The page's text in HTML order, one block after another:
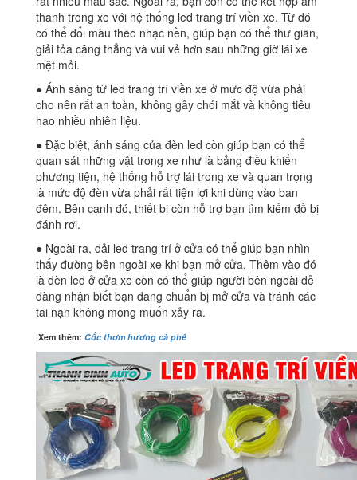
thanh trong xe với hệ thống led trang trí viền xe. Từ đó
có thể đổi màu theo nhạc nền, giúp bạn có thể thư giãn,
giải tỏa căng thẳng và vui vẻ hơn sau những giờ lái xe
mệt mỏi.
● Ánh sáng từ led trang trí viền xe ở mức độ vừa phải
cho nên rất an toàn, không gây chói mắt và không tiêu
hao nhiều nhiên liệu.
● Đặc biệt, ánh sáng của đèn led còn giúp bạn có thể
quan sát những vật trong xe như là bảng điều khiển
phương tiện, hệ thống hỗ trợ lái trong xe và quan trọng
là mức độ đèn vừa phải rất tiện lợi khi dùng vào ban
đêm. Bên cạnh đó, thiết bị còn hỗ trợ bạn tìm kiếm đồ bị
đánh rơi.
● Ngoài ra, dải led trang trí ở cửa có thể giúp bạn nhìn
thấy đường bên ngoài xe khi bạn mở cửa. Thêm vào đó
là đèn led ở cửa xe còn có thể giúp người bên ngoài dễ
dàng nhận biết bạn đang chuẩn bị mở cửa và tránh các
tai nạn không mong muốn xảy ra.
|Xem thêm: Cốc thơm hương cà phê